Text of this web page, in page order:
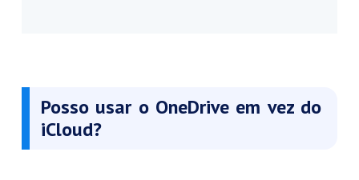
Posso usar o OneDrive em vez do
iCloud?